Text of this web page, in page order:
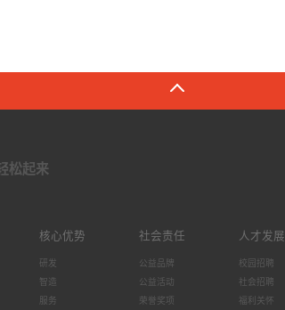
松起来
核心优势
研发
智造
服务
社会责任
公益品牌
公益活动
荣誉奖项
人才发展
校园招聘
社会招聘
福利关怀